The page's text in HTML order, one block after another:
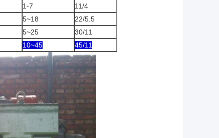
1-7
11/4
5~18
22/5.5
5~25
30/11
10~45 45/11